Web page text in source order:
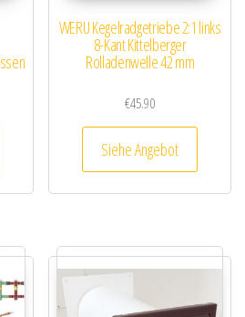
WERU Kegelradgetriebe 2:1 links
8-Kant Kittelberger
Rolladenwelle 42 mm
€45.90
Siehe Angebot